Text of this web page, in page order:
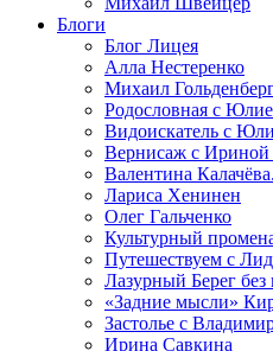
Блоги
Блог Лицея
Алла Нестеренко
Михаил
Родословная с
Видоискатель с
Вернисаж с Ириной
Валентина
Лариса Хенинен
Олег Гальченко
Культурный
Путешествуем с
Лазурный Берег
«Задние мысли»
Застолье с
Ирина Савкина